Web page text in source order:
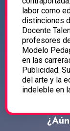
labor como
distinciones
Docente
profesores
Modelo
en las
Publicidad.
del arte y la
indeleble en